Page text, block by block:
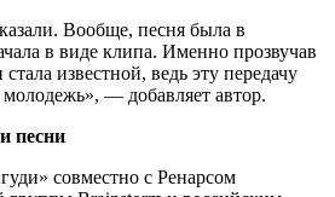
Вообще, песня была в
в виде клипа. Именно прозвучав
известной, ведь эту передачу
— добавляет автор.
песни
совместно с Ренарсом